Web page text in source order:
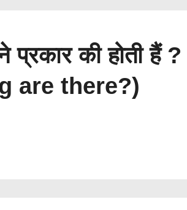
प्रकार की होती
are there?)